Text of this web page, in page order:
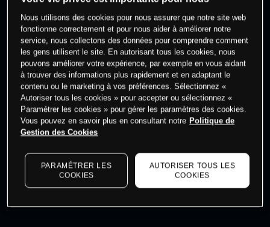
0% des clients ont une position à
cet actif
Commencez à trader
Les prix sont indicatifs.
dernières données du marché.Log into see latest
market data
Nous utilisons des cookies pour nous assurer que notre site web
fonctionne correctement et pour nous aider à améliorer notre
service, nous collectons des données pour comprendre comment
les gens utilisent le site. En autorisant tous les cookies, nous
pouvons améliorer votre expérience, par exemple en vous aidant
à trouver des informations plus rapidement et en adaptant le
contenu ou le marketing à vos préférences. Sélectionnez «
Autoriser tous les cookies » pour accepter ou sélectionnez «
Paramétrer les cookies » pour gérer les paramètres des cookies.
Vous pouvez en savoir plus en consultant notre Politique de
Gestion des Cookies
PARAMÉTRER LES
COOKIES
AUTORISER TOUS LES
COOKIES